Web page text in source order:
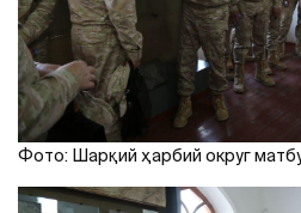
Фото: Шарқий ҳарбий округ